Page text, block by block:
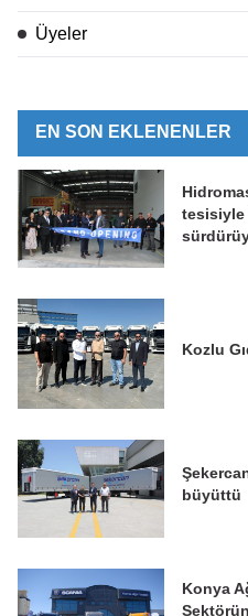
Üyeler
EN SON EKLENENLER
tesisiyle
Kozlu
büyüttü
Konya